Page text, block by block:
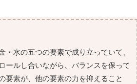
水の五つの要素で成り立っていて、
ールし合いながら、バランスを保って
要素が、他の要素の力を抑えること